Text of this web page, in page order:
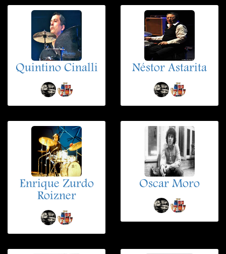
Quintino Cinalli Néstor Astarita
Enrique Zurdo
Roizner
Oscar Moro